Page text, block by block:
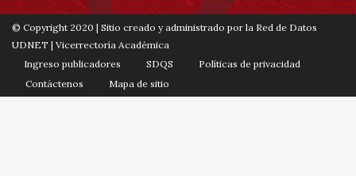
© Copyright 2020 | Sitio creado y administrado por la Red de Datos
UDNET | Vicerrectoría Académica
Ingreso publicadores
SDQS
Políticas de privacidad
Contáctenos
Mapa de sitio